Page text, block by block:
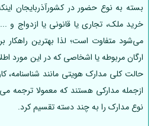
بسته به نوع حضور در کشورآذربایجان
خرید ملک، تجاری یا قانونی یا ازدواج
می‌شود متفاوت است؛ لذا بهترین راهکار
ارگان مربوطه یا اشخاصی که در این مورد
حالت کلی مدارک هویتی مانند شناسنامه،
ازجمله مدارکی هستند که معمولا ترجمه
نوع مدارک را به چند دسته تقسیم کرد.